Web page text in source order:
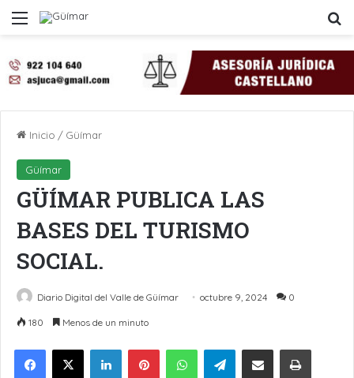
Menú
Inicio / Güímar
Güímar
GÜÍMAR PUBLICA LAS
BASES DEL TURISMO
SOCIAL.
Diario Digital del Valle de Güímar octubre 9, 2024 0
180 Menos de un minuto
LinkedInPinterestWhatsAppTelegramCompartir por Email Imprimir